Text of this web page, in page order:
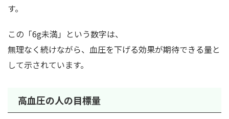
す。
この「6g未満」という数字は、
無理なく続けながら、血圧を下げる効果が期待できる量と
して示されています。
高血圧の人の目標量